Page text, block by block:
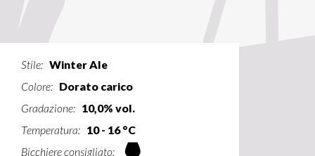
Stile: Winter Ale
Colore: Dorato carico
Gradazione: 10,0% vol.
Temperatura: 10 - 16 °C
Bicchiere consigliato: